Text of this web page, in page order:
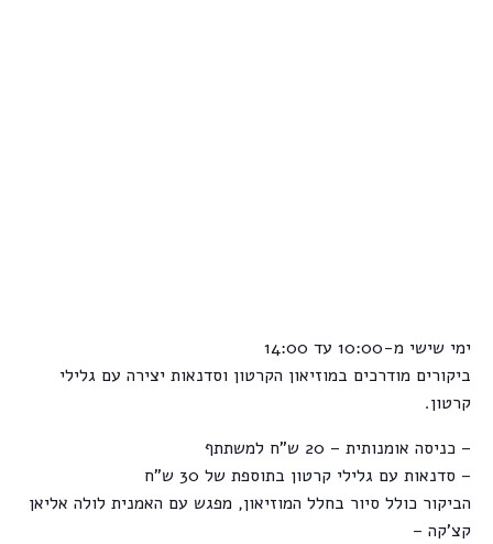
ימי שישי מ-10:00 עד 14:00
ביקורים מודרכים במוזיאון הקרטון וסדנאות יצירה עם גלילי
קרטון.
– כניסה אומנותית – 20 ש"ח למשתתף
– סדנאות עם גלילי קרטון בתוספת של 30 ש"ח
הביקור כולל סיור בחלל המוזיאון, מפגש עם האמנית לולה אליאן
קצ'קה –